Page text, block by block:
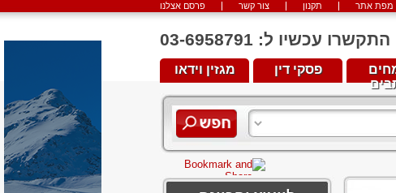
פרסם אצלנו צור קשר תקנון מפת אתר
עכשיו ל: 03-6958791
מגזין וידאו פסקי דין